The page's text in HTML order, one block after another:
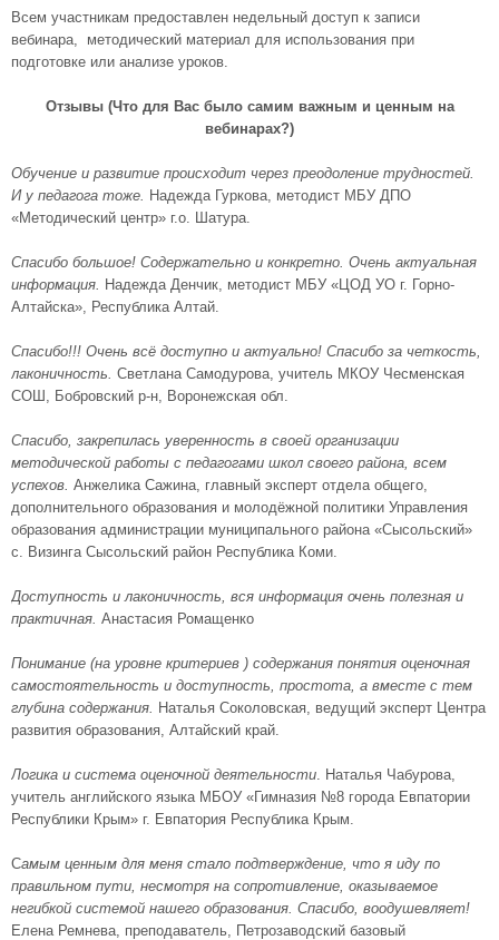
Всем участникам предоставлен недельный доступ к записи
вебинара, методический материал для использования при
подготовке или анализе уроков.
Отзывы (Что для Вас было самим важным и ценным на
вебинарах?)
Обучение и развитие происходит через преодоление трудностей.
И у педагога тоже. Надежда Гуркова, методист МБУ ДПО
«Методический центр» г.о. Шатура.
Спасибо большое! Содержательно и конкретно. Очень актуальная
информация. Надежда Денчик, методист МБУ «ЦОД УО г. Горно-
Алтайска», Республика Алтай.
Спасибо!!! Очень всё доступно и актуально! Спасибо за четкость,
лаконичность. Светлана Самодурова, учитель МКОУ Чесменская
СОШ, Бобровский р-н, Воронежская обл.
Спасибо, закрепилась уверенность в своей организации
методической работы с педагогами школ своего района, всем
успехов. Анжелика Сажина, главный эксперт отдела общего,
дополнительного образования и молодёжной политики Управления
образования администрации муниципального района «Сысольский»
с. Визинга Сысольский район Республика Коми.
Доступность и лаконичность, вся информация очень полезная и
практичная. Анастасия Ромащенко
Понимание (на уровне критериев ) содержания понятия оценочная
самостоятельность и доступность, простота, а вместе с тем
глубина содержания. Наталья Соколовская, ведущий эксперт Центра
развития образования, Алтайский край.
Логика и система оценочной деятельности. Наталья Чабурова,
учитель английского языка МБОУ «Гимназия №8 города Евпатории
Республики Крым» г. Евпатория Республика Крым.
Самым ценным для меня стало подтверждение, что я иду по
правильном пути, несмотря на сопротивление, оказываемое
негибкой системой нашего образования. Спасибо, воодушевляет!
Елена Ремнева, преподаватель, Петрозаводский базовый